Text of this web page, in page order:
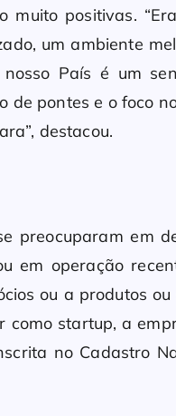
muito positivas.
um ambiente
País é um
de pontes e o foco
destacou.
preocuparam em
em operação
ou a produtos
como startup, a
no Cadastro